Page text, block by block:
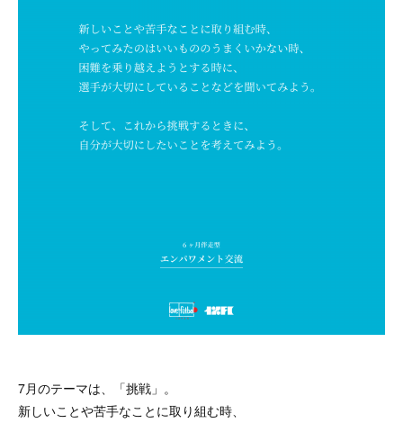
7月のテーマは、「挑戦」。
新しいことや苦手なことに取り組む時、